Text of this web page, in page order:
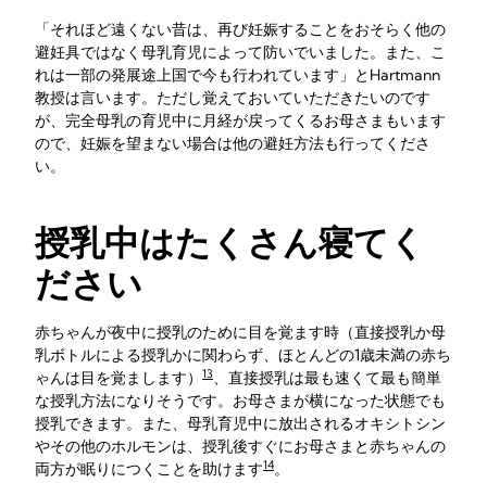
「それほど遠くない昔は、再び妊娠することをおそらく他の
避妊具ではなく母乳育児によって防いでいました。また、こ
れは一部の発展途上国で今も行われています」とHartmann
教授は言います。ただし覚えておいていただきたいのです
が、完全母乳の育児中に月経が戻ってくるお母さまもいます
ので、妊娠を望まない場合は他の避妊方法も行ってくださ
い。
授乳中はたくさん寝てく
ださい
赤ちゃんが夜中に授乳のために目を覚ます時（直接授乳か母
乳ボトルによる授乳かに関わらず、ほとんどの1歳未満の赤ち
ゃんは目を覚まします）
13、直接授乳は最も速くて最も簡単
な授乳方法になりそうです。お母さまが横になった状態でも
授乳できます。また、母乳育児中に放出されるオキシトシン
やその他のホルモンは、授乳後すぐにお母さまと赤ちゃんの
両方が眠りにつくことを助けます14。